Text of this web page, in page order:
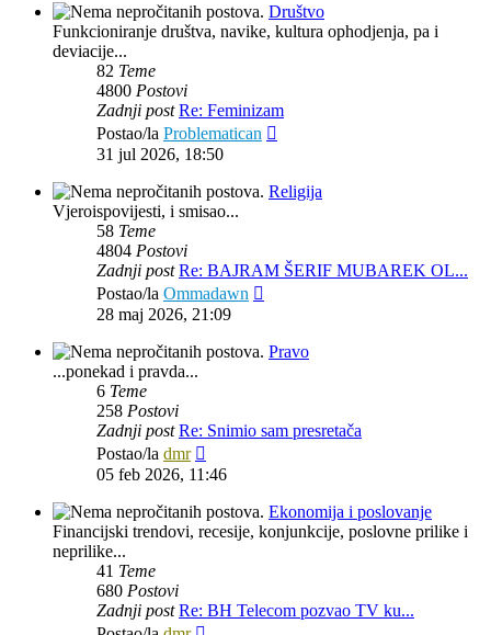
Društvo
Funkcioniranje društva, navike, kultura ophodjenja, pa i
deviacije...
82 Teme
4800 Postovi
Zadnji post Re: Feminizam
Postao/la Problematican
31 jul 2026, 18:50
Religija
Vjeroispovijesti, i smisao...
58 Teme
4804 Postovi
Zadnji post Re: BAJRAM ŠERIF MUBAREK OL...
Postao/la Ommadawn
28 maj 2026, 21:09
Pravo
...ponekad i pravda...
6 Teme
258 Postovi
Zadnji post Re: Snimio sam presretača
Postao/la dmr
post
05 feb 2026, 11:46
Ekonomija i poslovanje
Financijski trendovi, recesije, konjunkcije, poslovne prilike i
neprilike...
41 Teme
680 Postovi
Zadnji post Re: BH Telecom pozvao TV ku...